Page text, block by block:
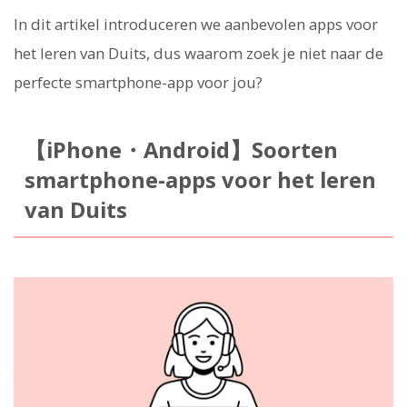
In dit artikel introduceren we aanbevolen apps voor
het leren van Duits, dus waarom zoek je niet naar de
perfecte smartphone-app voor jou?
【iPhone・Android】Soorten
smartphone-apps voor het leren
van Duits